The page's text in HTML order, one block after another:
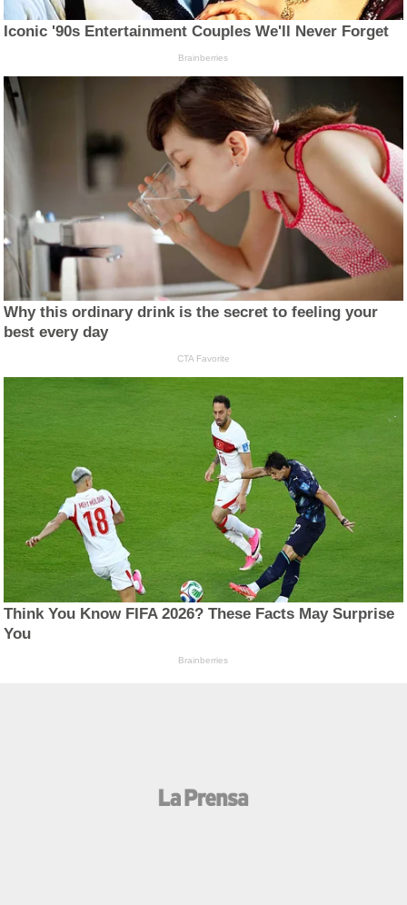
Iconic '90s Entertainment Couples We'll Never Forget
Brainberries
Why this ordinary drink is the secret to feeling your
best every day
CTA Favorite
Think You Know FIFA 2026? These Facts May Surprise
You
Brainberries